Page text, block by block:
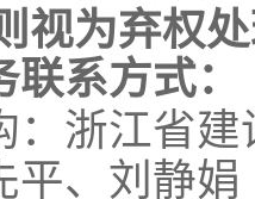
视为弃权
联系方式：
：浙江省
平、刘静娟